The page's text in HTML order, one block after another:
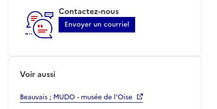
Contactez-nous
Envoyer un courriel
Voir aussi
Beauvais ; MUDO - musée de l'Oise